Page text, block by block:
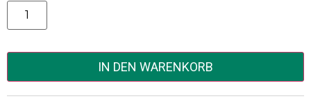
Alternative:
IN DEN WARENKORB